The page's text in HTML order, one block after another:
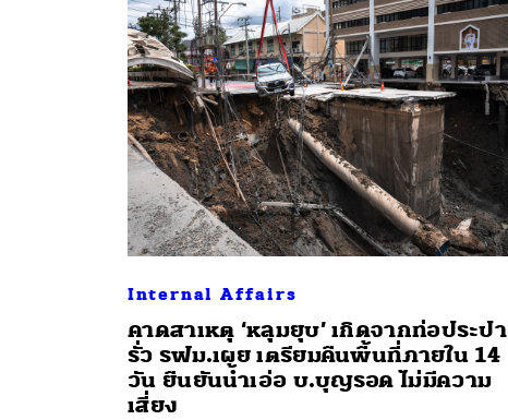
Internal Affairs
คาดสาเหตุ ‘หลุมยุบ’ เกิดจากท่อประปา
รั่ว รฟม.เผย เตรียมคืนพื้นที่ภายใน 14
วัน ยืนยันน้ำเอ่อ บ.บุญรอด ไม่มีความ
เสี่ยง